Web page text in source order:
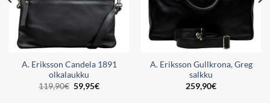
A. Eriksson Candela 1891
olkalaukku
119,90€ Alkuperäinen
hinta
59,95€Nykyinen
A. Eriksson Gullkrona, Greg
salkku
259,90€